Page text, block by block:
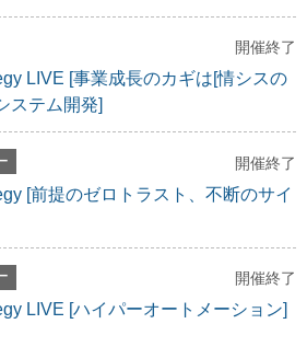
開催終了
LIVE [事業成長のカギは[情シスの
ステム開発]
開催終了
[前提のゼロトラスト、不断のサイ
開催終了
LIVE [ハイパーオートメーション]